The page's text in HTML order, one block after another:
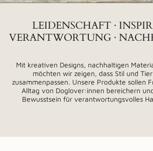
LEIDENSCHAFT ·
VERANTWORTUNG ·
Mit kreativen Designs, nachhaltigen
möchten wir zeigen, dass Stil und
zusammenpassen. Unsere Produkte sollen
Alltag von Doglover:innen bereichern
Bewusstsein für verantwortungsvolles